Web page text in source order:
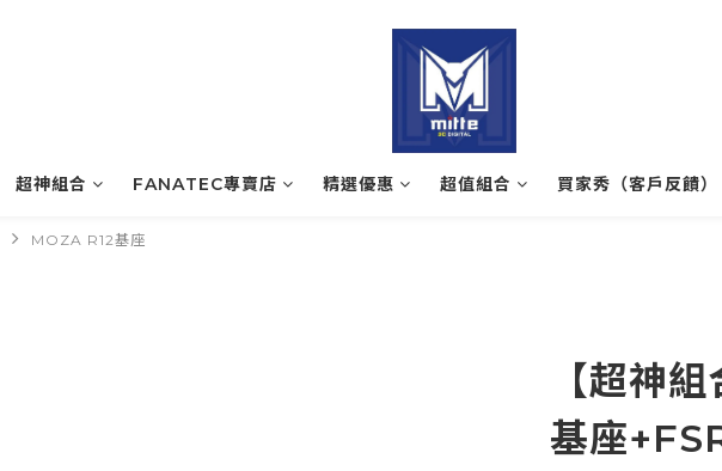
超神組合 FANATEC專賣店 精選優惠 超值組合 買家秀（客戶反饋）
MOZA R12基座
【超神
基座